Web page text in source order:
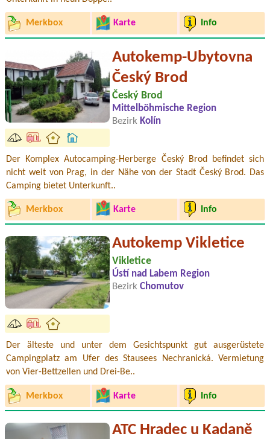
Merkbox Karte Info
Autokemp-Ubytovna
Český Brod
Český Brod
Mittelböhmische Region
Bezirk Kolín
Der Komplex Autocamping-Herberge Český Brod befindet sich
nicht weit von Prag, in der Nähe von der Stadt Český Brod. Das
Camping bietet Unterkunft..
Merkbox Karte Info
Autokemp Vikletice
Vikletice
Ústí nad Labem Region
Bezirk Chomutov
Der älteste und unter dem Gesichtspunkt gut ausgerüstete
Campingplatz am Ufer des Stausees Nechranická. Vermietung
von Vier-Bettzellen und Drei-Be..
Merkbox Karte Info
ATC Hradec u Kadaně